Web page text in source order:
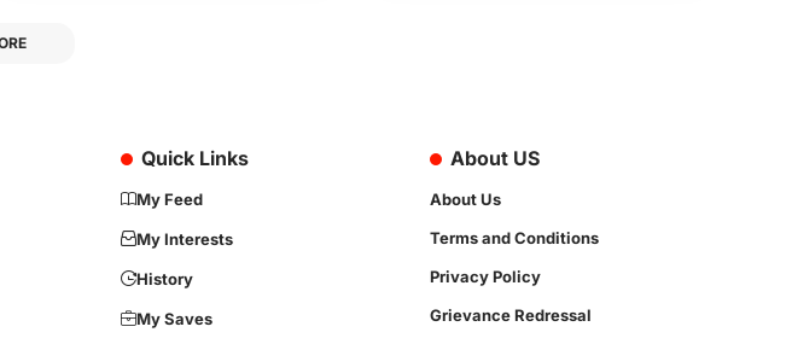
Quick Links
My Feed
My Interests
History
My Saves
About US
About Us
Terms and Conditions
Privacy Policy
Grievance Redressal